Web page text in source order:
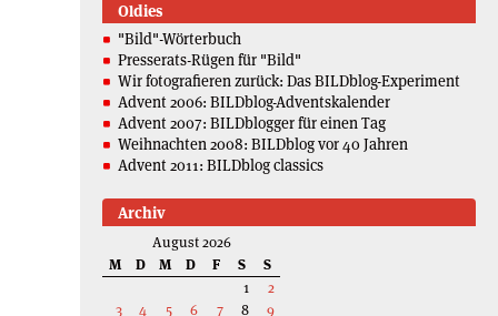
Oldies
"Bild"-Wörterbuch
Presserats-Rügen für "Bild"
Wir fotografieren zurück: Das BILDblog-Experiment
Advent 2006: BILDblog-Adventskalender
Advent 2007: BILDblogger für einen Tag
Weihnachten 2008: BILDblog vor 40 Jahren
Advent 2011: BILDblog classics
Archiv
August 2026
M
D M D F S
S
1
2
3
4 5 6 7 8 9